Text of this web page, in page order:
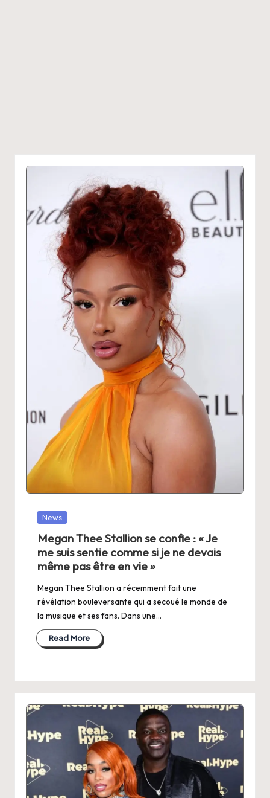
Posted
News
Megan Thee Stallion se confie : « Je
me suis sentie comme si je ne devais
même pas être en vie »
Megan Thee Stallion a récemment fait une
révélation bouleversante qui a secoué le monde de
la musique et ses fans. Dans une…
Read More